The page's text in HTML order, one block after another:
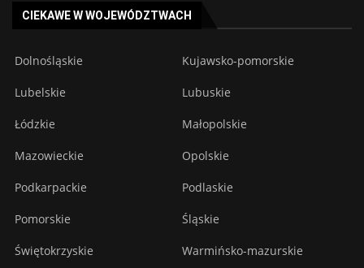
CIEKAWE W WOJEWÓDZTWACH
Dolnośląskie Kujawsko-pomorskie
Lubelskie Lubuskie
Łódzkie Małopolskie
Mazowieckie Opolskie
Podkarpackie Podlaskie
Pomorskie Śląskie
Świętokrzyskie Warmińsko-mazurskie